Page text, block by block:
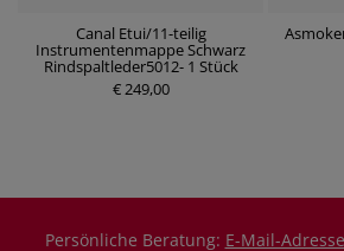
Canal Etui/11-teilig
Instrumentenmappe Schwarz
Rindspaltleder5012- 1 Stück
€ 249,00
P
r
Persönliche Beratung: E-Mail-Adresse